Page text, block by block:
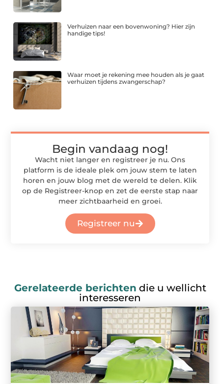
Verhuizen naar een bovenwoning? Hier zijn
handige tips!
Waar moet je rekening mee houden als je gaat
verhuizen tijdens zwangerschap?
Begin vandaag nog!
Wacht niet langer en registreer je nu. Ons
platform is de ideale plek om jouw stem te laten
horen en jouw blog met de wereld te delen. Klik
op de Registreer-knop en zet de eerste stap naar
meer zichtbaarheid en groei.
Registreer nu
Gerelateerde berichten die u wellicht
interesseren